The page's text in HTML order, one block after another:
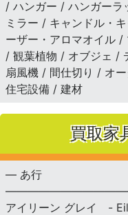
/ ハンガー / ハンガーラ
ミラー / キャンドル・
ーザー・アロマオイル
/ 観葉植物 / オブジェ /
扇風機 / 間仕切り / オ
住宅設備 / 建材
買取家
— あ行
アイリーン グレイ -